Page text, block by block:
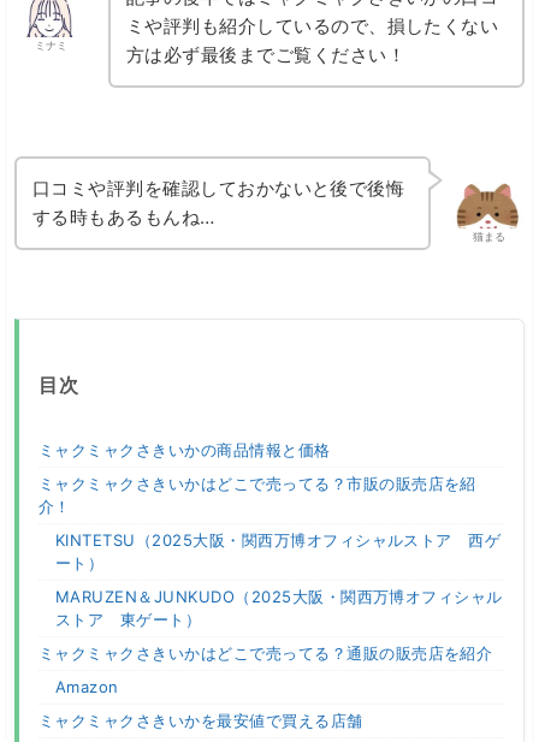
ミナミ
ミや評判も紹介しているので、損したくない
方は必ず最後までご覧ください！
猫まる
口コミや評判を確認しておかないと後で後悔
する時もあるもんね…
目次
ミャクミャクさきいかの商品情報と価格
ミャクミャクさきいかはどこで売ってる？市販の販売店を紹
介！
KINTETSU（2025大阪・関西万博オフィシャルストア 西ゲ
ート）
MARUZEN＆JUNKUDO（2025大阪・関西万博オフィシャル
ストア 東ゲート）
ミャクミャクさきいかはどこで売ってる？通販の販売店を紹介
Amazon
ミャクミャクさきいかを最安値で買える店舗